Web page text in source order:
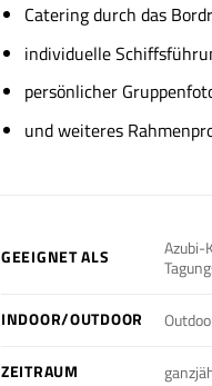
Catering durch das
individuelle
persönlicher
und weiteres
GEEIGNET ALS
Azubi-
INDOOR/OUTDOOR
ZEITRAUM